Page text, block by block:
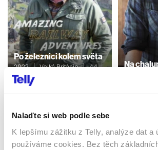
Nalaďte si web podle sebe
K lepšímu zážitku z Telly, analýze dat a
používáme cookies. Bez těch
Po železnici kolem světa
2022 | Velká Británie | 44
min
Dokumenty / Cestopisný
Na
Sledujte kdekoliv až na 6